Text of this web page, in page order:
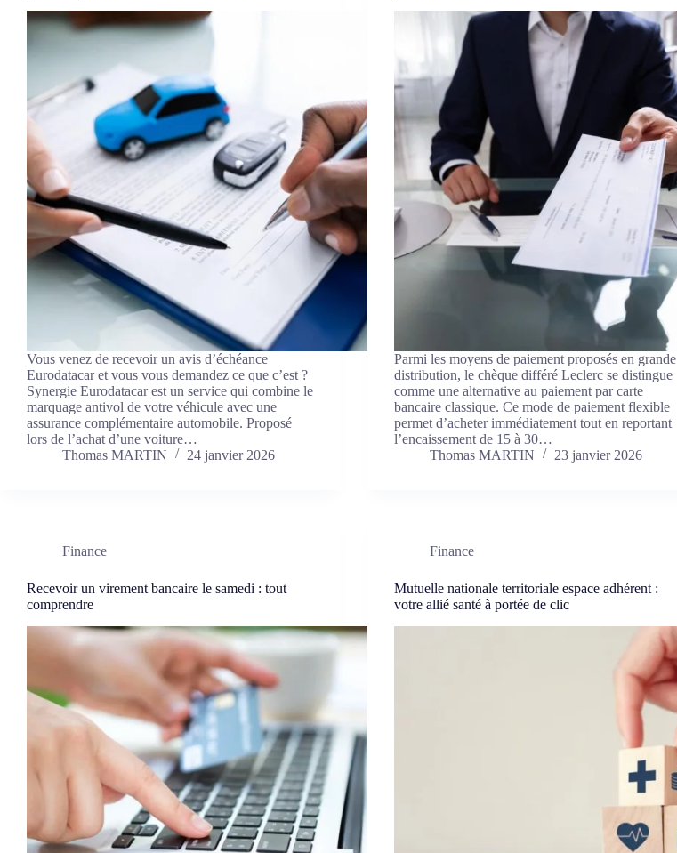
Vous venez de recevoir un avis d’échéance
Eurodatacar et vous vous demandez ce que c’est ?
Synergie Eurodatacar est un service qui combine le
marquage antivol de votre véhicule avec une
assurance complémentaire automobile. Proposé
lors de l’achat d’une voiture…
Thomas MARTIN
24 janvier 2026
Parmi les moyens de paiement proposés en grande
distribution, le chèque différé Leclerc se distingue
comme une alternative au paiement par carte
bancaire classique. Ce mode de paiement flexible
permet d’acheter immédiatement tout en reportant
l’encaissement de 15 à 30…
Thomas MARTIN
23 janvier 2026
Finance
Recevoir un virement bancaire le samedi : tout
comprendre
Finance
Mutuelle nationale territoriale espace adhérent :
votre allié santé à portée de clic